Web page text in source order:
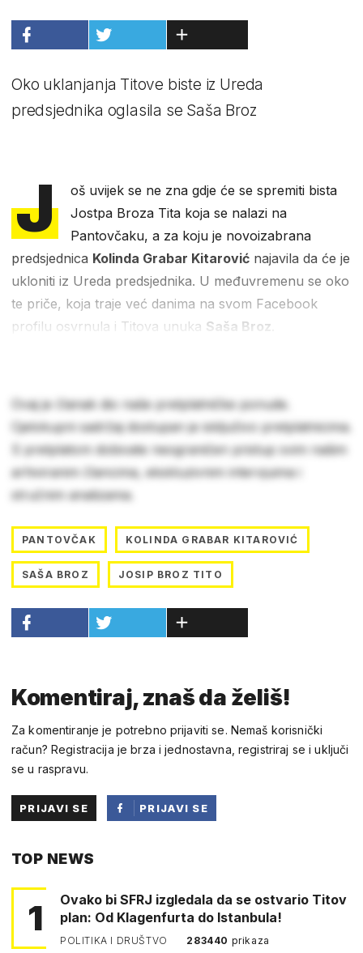
Oko uklanjanja Titove biste iz Ureda
predsjednika oglasila se Saša Broz
J
oš uvijek se ne zna gdje će se spremiti bista
Jostpa Broza Tita koja se nalazi na
Pantovčaku, a za koju je novoizabrana
predsjednica Kolinda Grabar Kitarović najavila da će je
ukloniti iz Ureda predsjednika. U međuvremenu se oko
te priče, koja traje već danima na svom Facebook
profilu osvrnula i Titova unuka Saša Broz
Ovaj je članak dio naše pretplatničke ponude.
Cjelokupni sadržaj dostupan je isključivo pretplatnicima.
S pretplatom dobivate neograničen pristup svim našim
arhiviranim člancima, ekskluzivnim intervjuima i
stručnim analizama.
PANTOVČAK KOLINDA GRABAR KITAROVIĆ
SAŠA BROZ JOSIP BROZ TITO
Komentiraj, znaš da želiš!
Za komentiranje je potrebno prijaviti se. Nemaš korisnički
račun? Registracija je brza i jednostavna, registriraj se i uključi
se u raspravu.
PRIJAVI SE
PRIJAVI SE
TOP NEWS
1
Ovako bi SFRJ izgledala da se ostvario Titov
plan: Od Klagenfurta do Istanbula!
POLITIKA I DRUŠTVO 283440 prikaza